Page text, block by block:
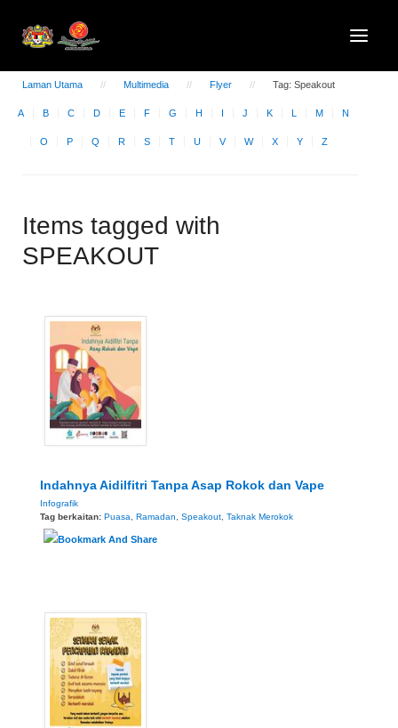
Laman Utama Multimedia Flyer Tag: Speakout
A B C D E F G H I J K L M N
O P Q R S T U V W X Y Z
Items tagged with
SPEAKOUT
Indahnya Aidilfitri Tanpa Asap Rokok dan Vape
Infografik
Tag berkaitan: Puasa, Ramadan, Speakout, Taknak Merokok